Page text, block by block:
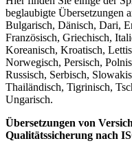
beglaubigte Übersetzungen
Bulgarisch, Dänisch, Dari,
Französisch, Griechisch,
Koreanisch, Kroatisch,
Norwegisch, Persisch,
Russisch, Serbisch,
Thailändisch, Tigrinisch,
Ungarisch.
Übersetzungen von
Qualitätssicherung nach